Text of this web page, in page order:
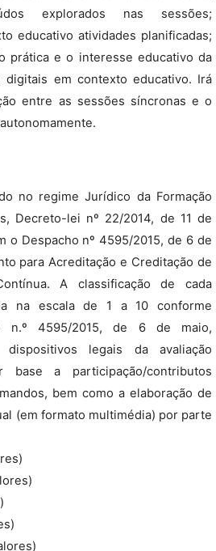
explorados nas sessões;
educativo atividades planificadas;
prática e o interesse educativo da
digitais em contexto educativo. Irá
entre as sessões síncronas e o
no regime Jurídico da Formação
Decreto-lei nº 22/2014, de 11 de
o Despacho nº 4595/2015, de 6 de
para Acreditação e Creditação de
A classificação de cada
na escala de 1 a 10 conforme
n.º 4595/2015, de 6 de maio,
legais da avaliação
a participação/contributos
bem como a elaboração de
(em formato multimédia) por parte